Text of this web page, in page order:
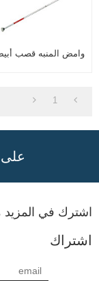
وامض المنبه قصب
1
على
اشترك في المزيد
اشتراك